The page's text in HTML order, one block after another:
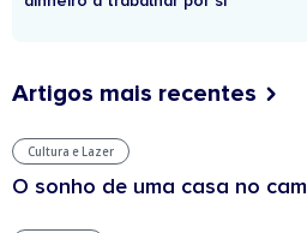
Artigos mais recentes
Cultura e Lazer
O sonho de uma casa no